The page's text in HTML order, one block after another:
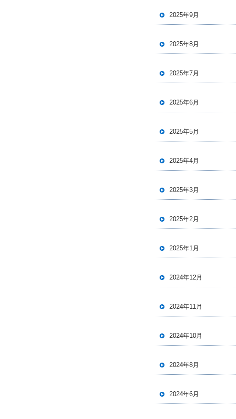
2025年9月
2025年8月
2025年7月
2025年6月
2025年5月
2025年4月
2025年3月
2025年2月
2025年1月
2024年12月
2024年11月
2024年10月
2024年8月
2024年6月